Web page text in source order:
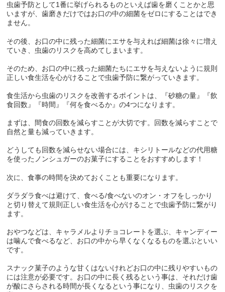
虫歯予防として1番に挙げられるものといえば歯を磨くことかと思
いますが、歯磨きだけではお口の中の細菌をゼロにすることはでき
ません。
その後、お口の中に残った細菌にエサを与えれば細菌は徐々に増え
ていき、虫歯のリスクを高めてしまいます。
そのため、お口の中に残った細菌たちにエサを与えないように規則
正しい食生活を心がけることで虫歯予防に繋がっていきます。
食生活から虫歯のリスクを改善するポイントは、『砂糖の量』『飲
食回数』『時間』『何を食べるか』の4つになります。
まずは、間食の回数を減らすことが大切です。回数を減らすことで
自然と量も減っていきます。
どうしても回数を減らせない場合には、キシリトールなどの代用糖
を使ったノンシュガーのお菓子にすることをおすすめします！
次に、食事の時間を決めておくことも重要になります。
ダラダラ食べは避けて、食べる/食べないのオン・オフをしっかり
と切り替えて規則正しい食生活を心がけることで虫歯予防に繋がり
ます。
おやつなどは、キャラメルよりチョコレートを選ぶ、キャンディー
は噛んで食べるなど、お口の中から早くなくなるものを選ぶといい
です。
スナック菓子のような甘くはないけれどお口の中に残りやすいもの
には注意が必要です。お口の中に長く残るという事は、それだけ歯
が酸にさらされる時間が長くなるという事になり、虫歯のリスクを